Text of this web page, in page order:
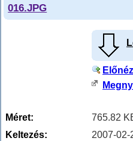
016.JPG
Méret:
765.82
Keltezés:
2007-02-